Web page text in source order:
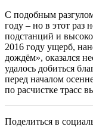
С подобным
году – но в этот раз
подстанций и
2016 году ущерб,
дождём», оказался
удалось добиться
перед началом
по расчистке трасс
Поделиться в